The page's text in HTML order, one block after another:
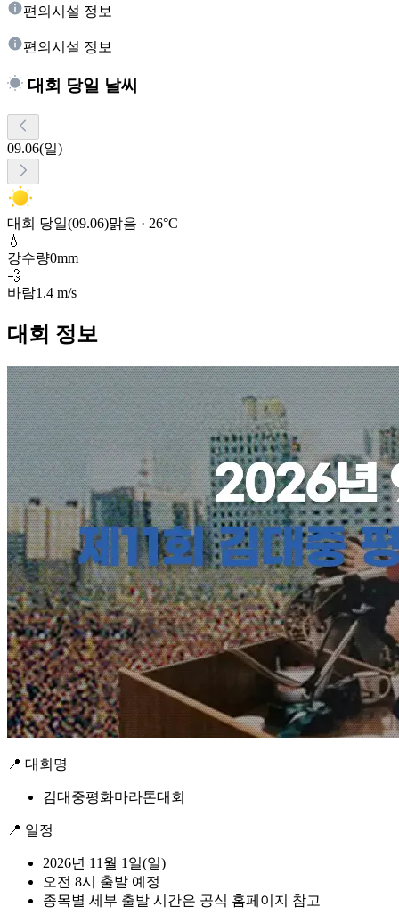
편의시설 정보
편의시설 정보
대회 당일 날씨
09.06(일)
대회 당일(09.06)맑음 · 26°C
💧
강수량0mm
💨
바람1.4 m/s
대회 정보
📍 대회명
김대중평화마라톤대회
📍 일정
2026년 11월 1일(일)
오전 8시 출발 예정
종목별 세부 출발 시간은 공식 홈페이지 참고